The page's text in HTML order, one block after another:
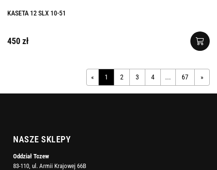
KASETA 12 SLX 10-51
450 zł
« 1 2 3 4 ... 67 »
NASZE SKLEPY
Oddział Tczew
83-110, ul. Armii Krajowej 66B